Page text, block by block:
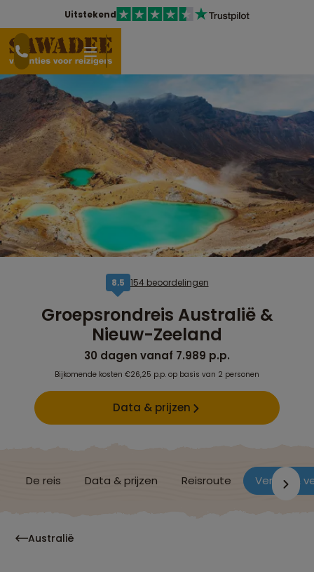
Uitstekend
8,5 154 beoordelingen
Groepsrondreis Australië &
Nieuw-Zeeland
30 dagen vanaf 7.989 p.p.
Bijkomende kosten €26,25 p.p. op basis van 2 personen
Data & prijzen
De reis Data & prijzen Reisroute Verblijf &
Australië